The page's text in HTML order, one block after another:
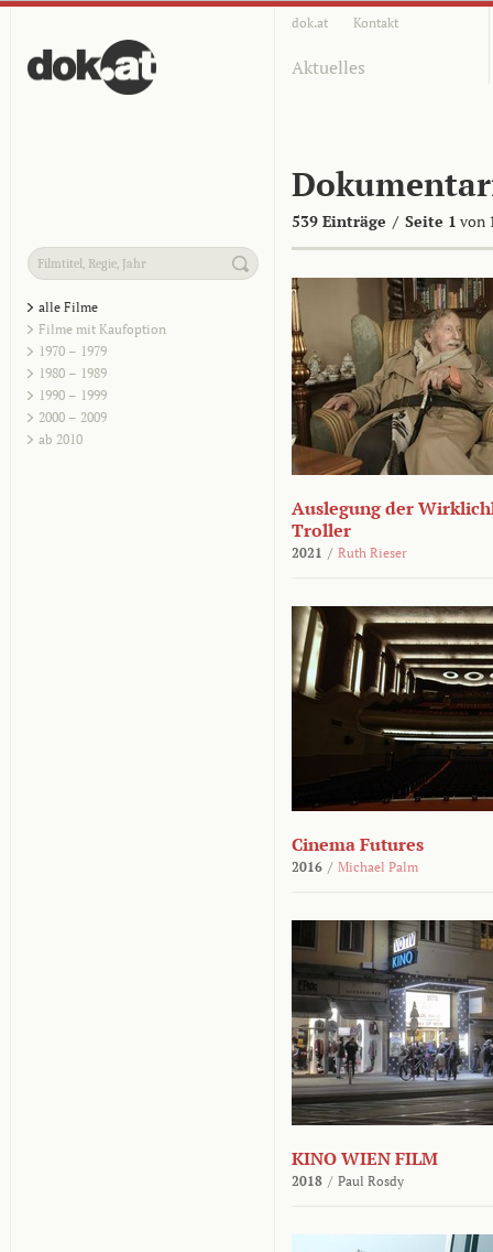
dok.at Kontakt
Aktuelles
539 Einträge / Seite 1 von
alle Filme
Filme mit Kaufoption
1970 – 1979
1980 – 1989
1990 – 1999
2000 – 2009
ab 2010
Auslegung der
Troller
2021 / Ruth Rieser
Cinema Futures
2016 / Michael Palm
KINO WIEN FILM
2018 / Paul Rosdy